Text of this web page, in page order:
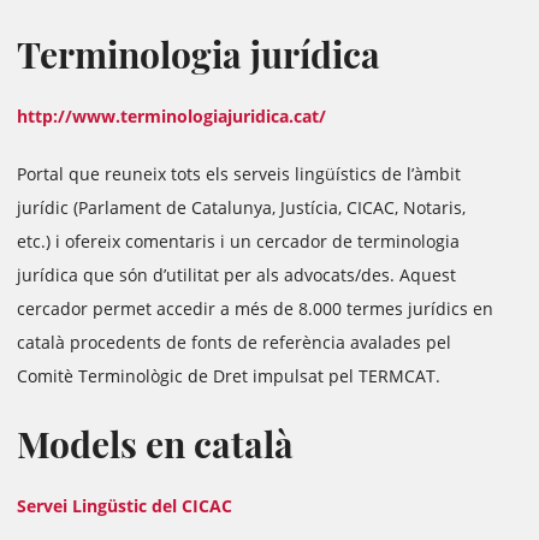
Terminologia jurídica
http://www.terminologiajuridica.cat/
Portal que reuneix tots els serveis lingüístics de l’àmbit
jurídic (Parlament de Catalunya, Justícia, CICAC, Notaris,
etc.) i ofereix comentaris i un cercador de terminologia
jurídica que són d’utilitat per als advocats/des. Aquest
cercador permet accedir a més de 8.000 termes jurídics en
català procedents de fonts de referència avalades pel
Comitè Terminològic de Dret impulsat pel TERMCAT.
Models en català
Servei Lingüstic del CICAC